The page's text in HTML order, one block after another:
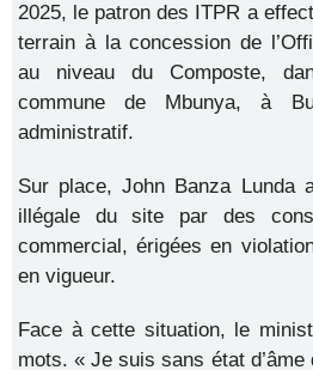
2025, le patron des ITPR a
terrain à la concession de
au niveau du Composte,
commune de Mbunya, à
administratif.
Sur place, John Banza Lunda
illégale du site par des
commercial, érigées en
en vigueur.
Face à cette situation, le
mots. « Je suis sans état